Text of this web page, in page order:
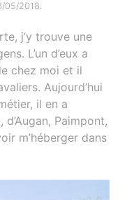
05/2018.
j’y trouve une
L’un d’eux a
chez moi et il
Aujourd’hui
il en a
Paimpont,
m’héberger dans